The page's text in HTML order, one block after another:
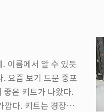
이게 초기 검증형이
손가락 안에 들게
이름에서 알 수 있듯
요즘 보기 드문 중포
좋은 키트가 나왔다.
다. 키트는 경장형,